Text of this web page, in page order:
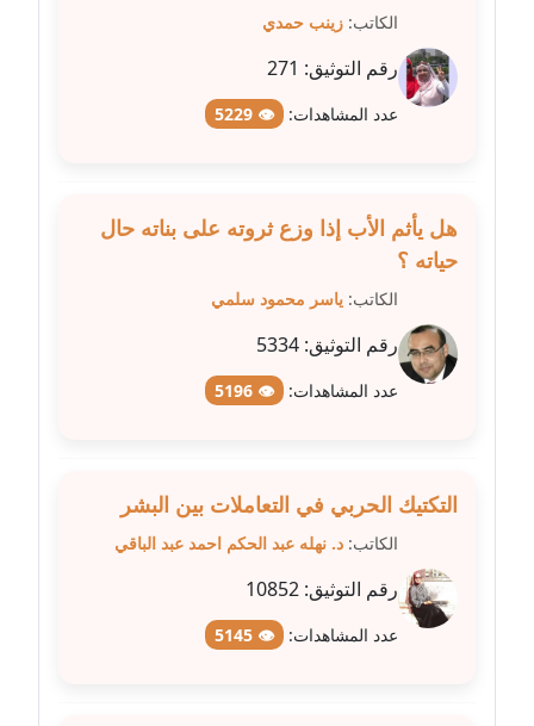
مدونة سعيد زعلوك
مدونة سلوى بدران
عاملة
عاملة
مدونة سماح حامد
عاملة
مدونة سمير حماد
مدونة سهام كمال
الكاتب: زينب حمدي
رقم التوثيق: 271
عدد المشاهدات: 👁 5229
هل يأثم الأب إذا وزع ثروته على بناته حال
حياته ؟
الكاتب: ياسر محمود سلمي
رقم التوثيق: 5334
عدد المشاهدات: 👁 5196
التكتيك الحربي في التعاملات بين البشر
الكاتب: د. نهله عبد الحكم احمد عبد الباقي
رقم التوثيق: 10852
عدد المشاهدات: 👁 5145